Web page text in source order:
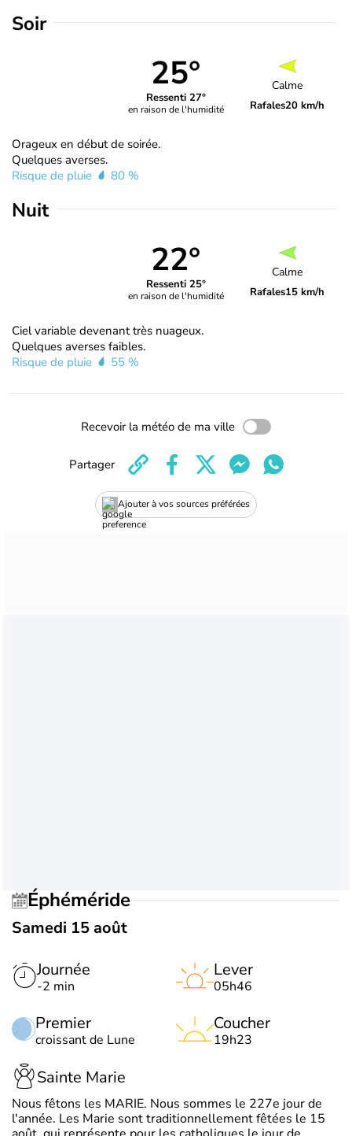
Soir
25°
Ressenti 27°
en raison de l'humidité
Calme
Rafales20 km/h
Orageux en début de soirée.
Quelques averses.
Risque de pluie
80 %
Nuit
22°
Ressenti 25°
en raison de l'humidité
Calme
Rafales15 km/h
Ciel variable devenant très nuageux.
Quelques averses faibles.
Risque de pluie
55 %
Recevoir la météo de ma ville
Ajouter à vos sources préférées
Partager
Éphéméride
Samedi 15 août
Journée
-2 min
Premier
croissant de Lune
Lever
05h46
Coucher
19h23
Sainte Marie
Nous fêtons les MARIE. Nous sommes le 227e jour de
l'année. Les Marie sont traditionnellement fêtées le 15